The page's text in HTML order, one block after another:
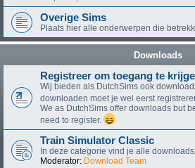
Overige Sims
Plaats hier alle onderwerpen die
Downloads
Registreer om toegang te
Wij bieden als DutchSims ook
downloaden moet je wel eerst
We as DutchSims offer downloads but
need to register.
Train Simulator Classic
In deze categorie vind je alle
Moderator: Download Team